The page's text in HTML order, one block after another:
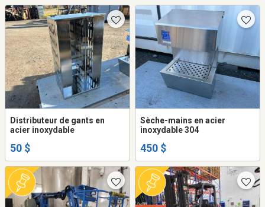
Distributeur de gants en
acier inoxydable
50 $
Sèche-mains en acier
inoxydable 304
450 $